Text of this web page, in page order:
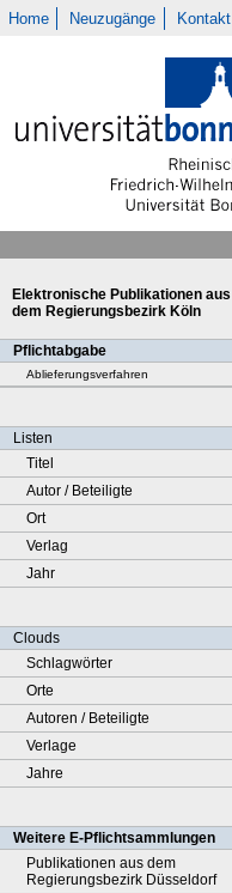
Home Neuzugänge Kontakt
Elektronische Publikationen aus
dem Regierungsbezirk Köln
Pflichtabgabe
Ablieferungsverfahren
Listen
Titel
Autor / Beteiligte
Ort
Verlag
Jahr
Clouds
Schlagwörter
Orte
Autoren / Beteiligte
Verlage
Jahre
Weitere E-Pflichtsammlungen
Publikationen aus dem
Regierungsbezirk Düsseldorf